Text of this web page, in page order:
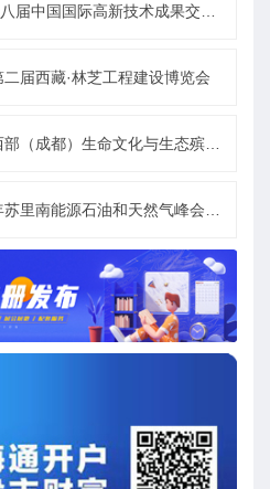
国国际高新技术成果交易会|智储未来 电联高交
二届西藏·林芝工程建设博览会
成都）生命文化与生态殡葬产业展览会
南能源石油和天然气峰会暨展览会（SEOGS）